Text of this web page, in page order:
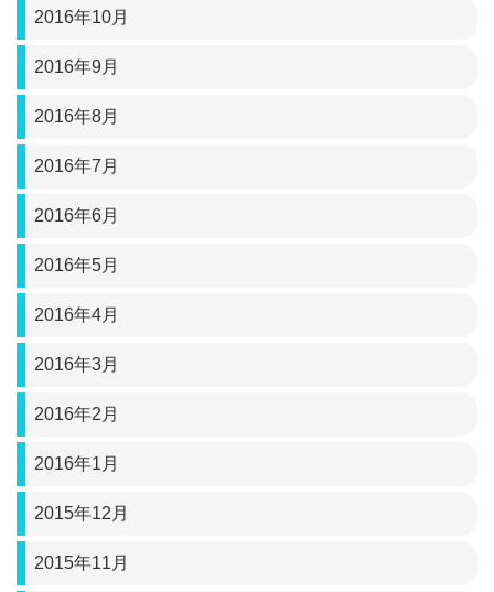
2016年10月
2016年9月
2016年8月
2016年7月
2016年6月
2016年5月
2016年4月
2016年3月
2016年2月
2016年1月
2015年12月
2015年11月